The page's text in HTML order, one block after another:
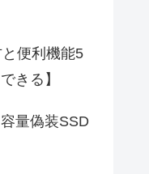
便利機能5
きる】
量偽装SSD